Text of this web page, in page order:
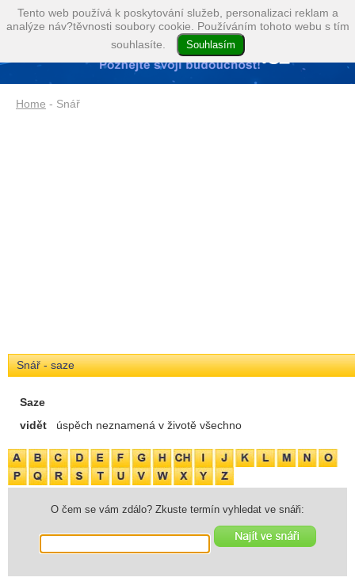
Home - Snář
Snář - saze
Saze
vidět
úspěch neznamená v životě všechno
O čem se vám zdálo? Zkuste termín vyhledat ve snáři:
Tento web používá k poskytování služeb, personalizaci reklam a
analýze náv?těvnosti soubory cookie. Používáním tohoto webu s tím
souhlasíte.